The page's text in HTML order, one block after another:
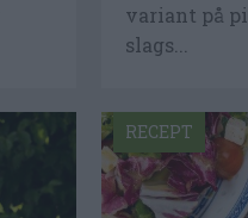
variant på
slags...
RECEPT